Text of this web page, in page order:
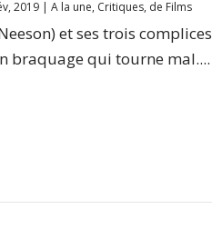
2019| A la une, Critiques, de Films
et ses trois complices
braquage qui tourne mal....